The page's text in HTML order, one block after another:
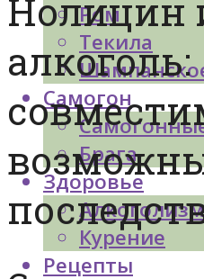
Ром
Текила
Самогон
Брага
Здоровье
Алкоголизм
Курение
Рецепты
Нолицин
алкоголь: